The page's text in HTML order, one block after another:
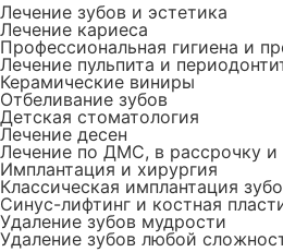
Лечение зубов и эстетика
Лечение кариеса
Профессиональная гигиена и
Лечение пульпита и
Керамические виниры
Отбеливание зубов
Детская стоматология
Лечение десен
Лечение по ДМС, в рассрочку и
Имплантация и хирургия
Классическая имплантация
Синус-лифтинг и костная
Удаление зубов мудрости
Удаление зубов любой